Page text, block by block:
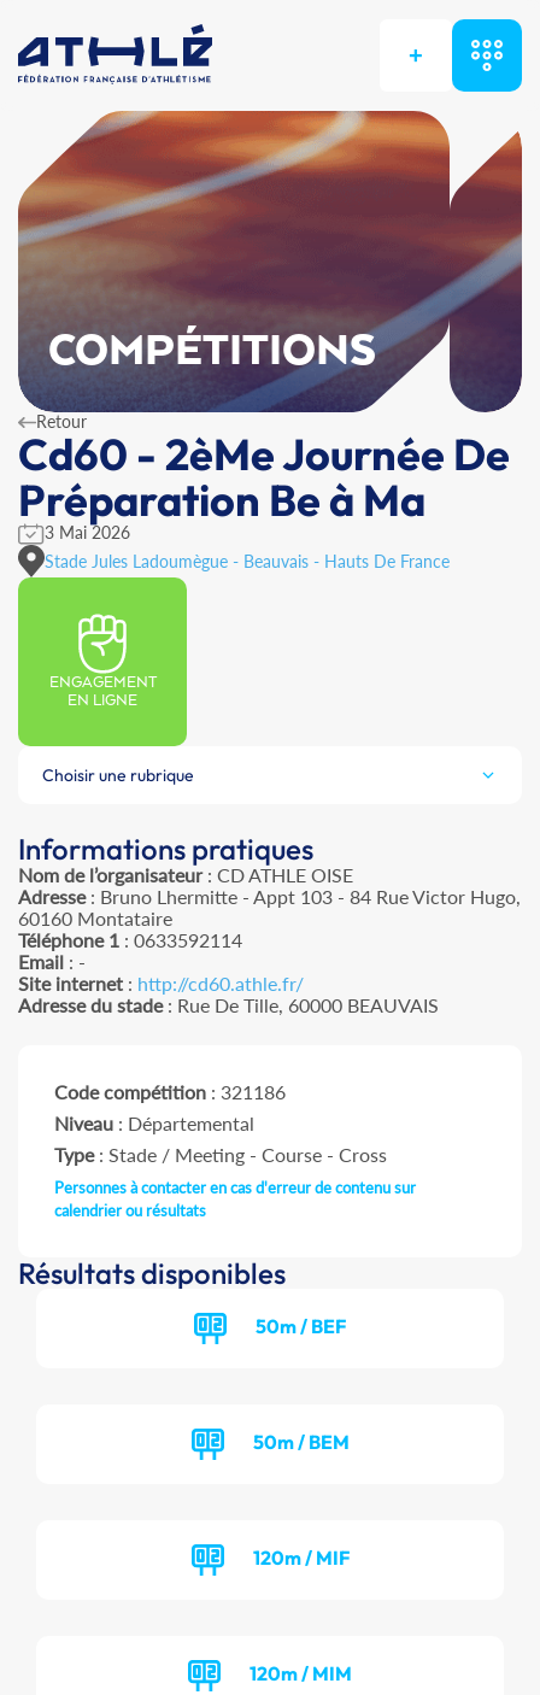
+
COMPÉTITIONS
Retour
Cd60 - 2èMe Journée De
Préparation Be à Ma
3 Mai 2026
Stade Jules Ladoumègue - Beauvais - Hauts De France
ENGAGEMENT
EN LIGNE
Choisir une rubrique
Informations pratiques
Nom de l’organisateur: CD ATHLE OISE
Adresse: Bruno Lhermitte - Appt 103 - 84 Rue Victor Hugo,
60160 Montataire
Téléphone 1 : 0633592114
Email : -
Site internet : http://cd60.athle.fr/
Adresse du stade: Rue De Tille, 60000 BEAUVAIS
Code compétition : 321186
Niveau : Départemental
Type: Stade / Meeting - Course - Cross
Personnes à contacter en cas d'erreur de contenu sur
calendrier ou résultats
Résultats disponibles
50m / BEF
50m / BEM
120m / MIF
120m / MIM